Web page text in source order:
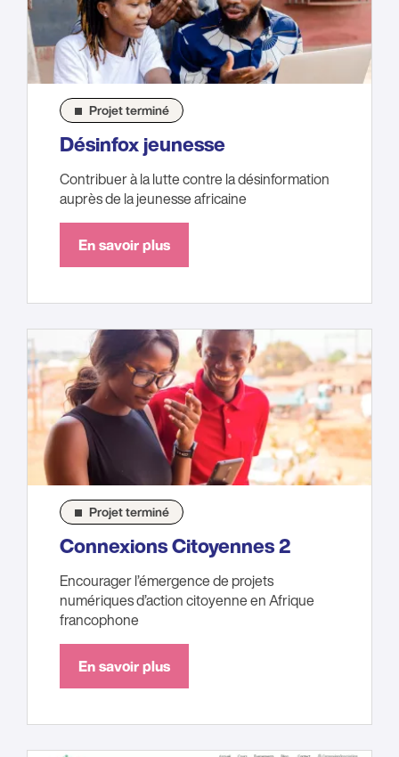
Projet terminé
Désinfox jeunesse
Contribuer à la lutte contre la désinformation
auprès de la jeunesse africaine
En savoir plus
Projet terminé
Connexions Citoyennes 2
Encourager l’émergence de projets
numériques d’action citoyenne en Afrique
francophone
En savoir plus